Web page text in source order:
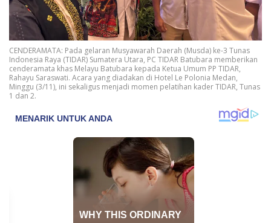
CENDERAMATA: Pada gelaran Musyawarah Daerah (Musda) ke-3 Tunas
Indonesia Raya (TIDAR) Sumatera Utara, PC TIDAR Batubara memberikan
cenderamata khas Melayu Batubara kepada Ketua Umum PP TIDAR,
Rahayu Saraswati. Acara yang diadakan di Hotel Le Polonia Medan,
Minggu (3/11), ini sekaligus menjadi momen pelatihan kader TIDAR, Tunas
1 dan 2.